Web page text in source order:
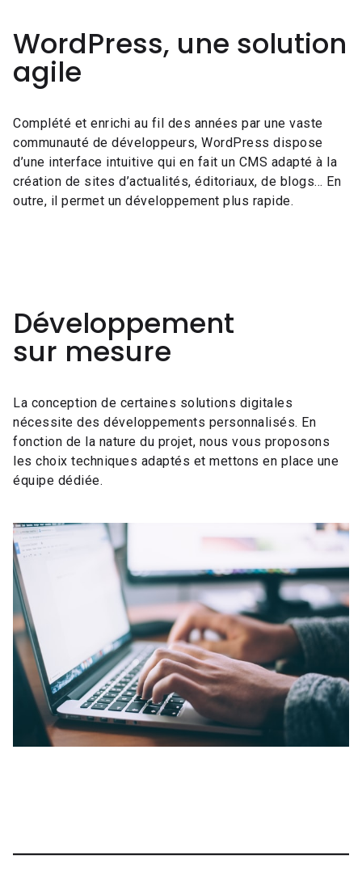
WordPress, une solution
agile
Complété et enrichi au fil des années par une vaste
communauté de développeurs, WordPress dispose
d’une interface intuitive qui en fait un CMS adapté à la
création de sites d’actualités, éditoriaux, de blogs… En
outre, il permet un développement plus rapide.
Développement
sur mesure
La conception de certaines solutions digitales
nécessite des développements personnalisés. En
fonction de la nature du projet, nous vous proposons
les choix techniques adaptés et mettons en place une
équipe dédiée.